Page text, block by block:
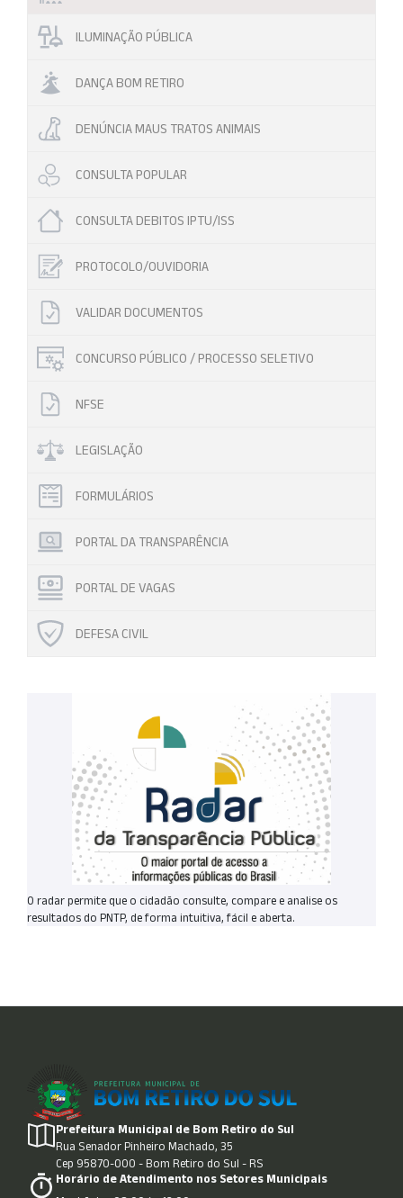
ILUMINAÇÃO PÚBLICA
DANÇA BOM RETIRO
DENÚNCIA MAUS TRATOS ANIMAIS
CONSULTA POPULAR
CONSULTA DEBITOS IPTU/ISS
PROTOCOLO/OUVIDORIA
VALIDAR DOCUMENTOS
CONCURSO PÚBLICO / PROCESSO SELETIVO
NFSE
LEGISLAÇÃO
FORMULÁRIOS
PORTAL DA TRANSPARÊNCIA
PORTAL DE VAGAS
DEFESA CIVIL
O radar permite que o cidadão consulte, compare e analise os
resultados do PNTP, de forma intuitiva, fácil e aberta.
Prefeitura Municipal de Bom Retiro do Sul
Rua Senador Pinheiro Machado, 35
Cep 95870-000 - Bom Retiro do Sul - RS
Horário de Atendimento nos Setores Municipais